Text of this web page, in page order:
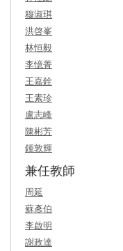
穆淑琪
洪啓峯
林恒毅
李憶菁
王嘉銓
王素珍
盧志峰
陳彬芳
鍾敦輝
兼任教師
周延
蘇彥伯
李啟明
謝政達